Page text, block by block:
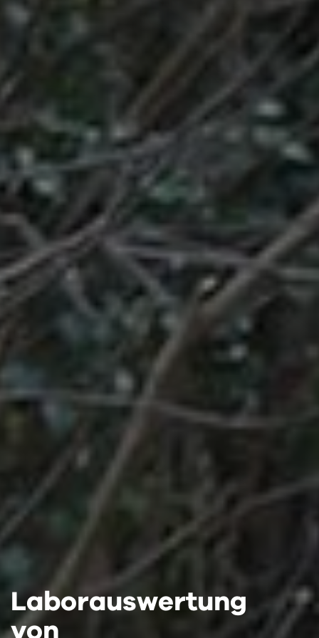
Laborauswertung
von
Laborauswertung
von
Laborauswertung
von